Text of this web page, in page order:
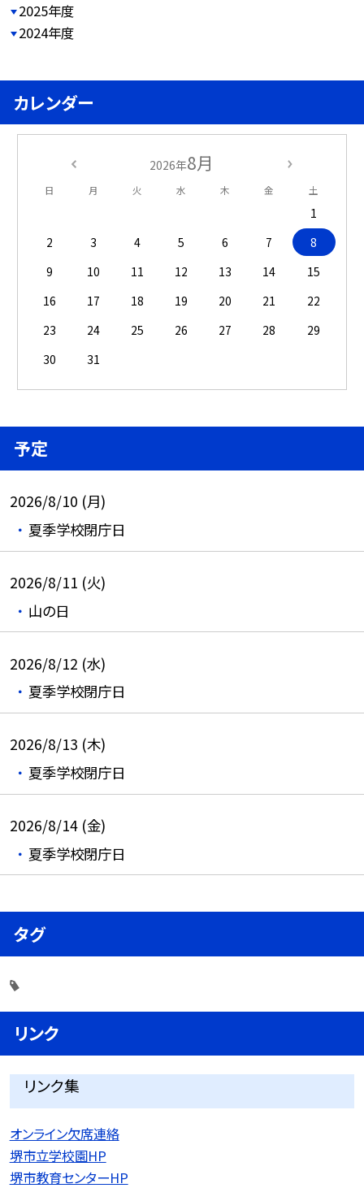
2025年度
2024年度
カレンダー
2026年8月
日 月 火 水 木 金 土
1
2
3 4 5 6 7
8
9
10 11 12 13 14
15
16
17 18 19 20 21
22
23
24 25 26 27 28
29
30
31
予定
2026/8/10 (月)
夏季学校閉庁日
2026/8/11 (火)
山の日
2026/8/12 (水)
夏季学校閉庁日
2026/8/13 (木)
夏季学校閉庁日
2026/8/14 (金)
夏季学校閉庁日
タグ
リンク
リンク集
オンライン欠席連絡
堺市立学校園HP
堺市教育センターHP